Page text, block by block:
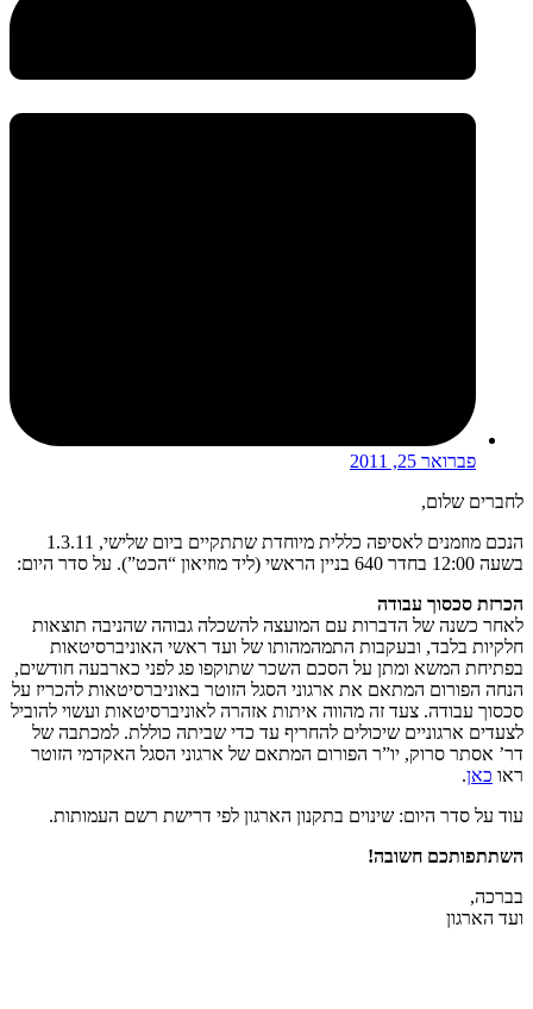
פברואר 25, 2011
לחברים שלום,
הנכם מוזמנים לאסיפה כללית מיוחדת שתתקיים ביום שלישי, 1.3.11
בשעה 12:00 בחדר 640 בניין הראשי (ליד מוזיאון “הכט”). על סדר היום:
הכרזת סכסוך עבודה
לאחר כשנה של הדברות עם המועצה להשכלה גבוהה שהניבה תוצאות
חלקיות בלבד, ובעקבות התמהמהותו של ועד ראשי האוניברסיטאות
בפתיחת המשא ומתן על הסכם השכר שתוקפו פג לפני כארבעה חודשים,
הנחה הפורום המתאם את ארגוני הסגל הזוטר באוניברסיטאות להכריז על
סכסוך עבודה. צעד זה מהווה איתות אזהרה לאוניברסיטאות ועשוי להוביל
לצעדים ארגוניים שיכולים להחריף עד כדי שביתה כוללת. למכתבה של
דר’ אסתר סרוק, יו”ר הפורום המתאם של ארגוני הסגל האקדמי הזוטר
ראו כאן.
עוד על סדר היום: שינוים בתקנון הארגון לפי דרישת רשם העמותות.
השתתפותכם חשובה!
בברכה,
ועד הארגון